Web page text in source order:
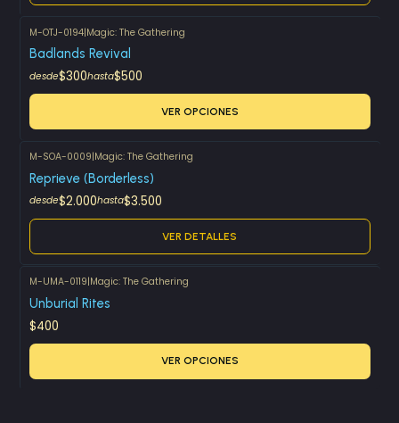
M-OTJ-0194|Magic: The Gathering
Badlands Revival
desde$300hasta$500
VER OPCIONES
Agotado
M-SOA-0009|Magic: The Gathering
Reprieve (Borderless)
desde$2.000hasta$3.500
VER DETALLES
M-UMA-0119|Magic: The Gathering
Unburial Rites
$400
VER OPCIONES